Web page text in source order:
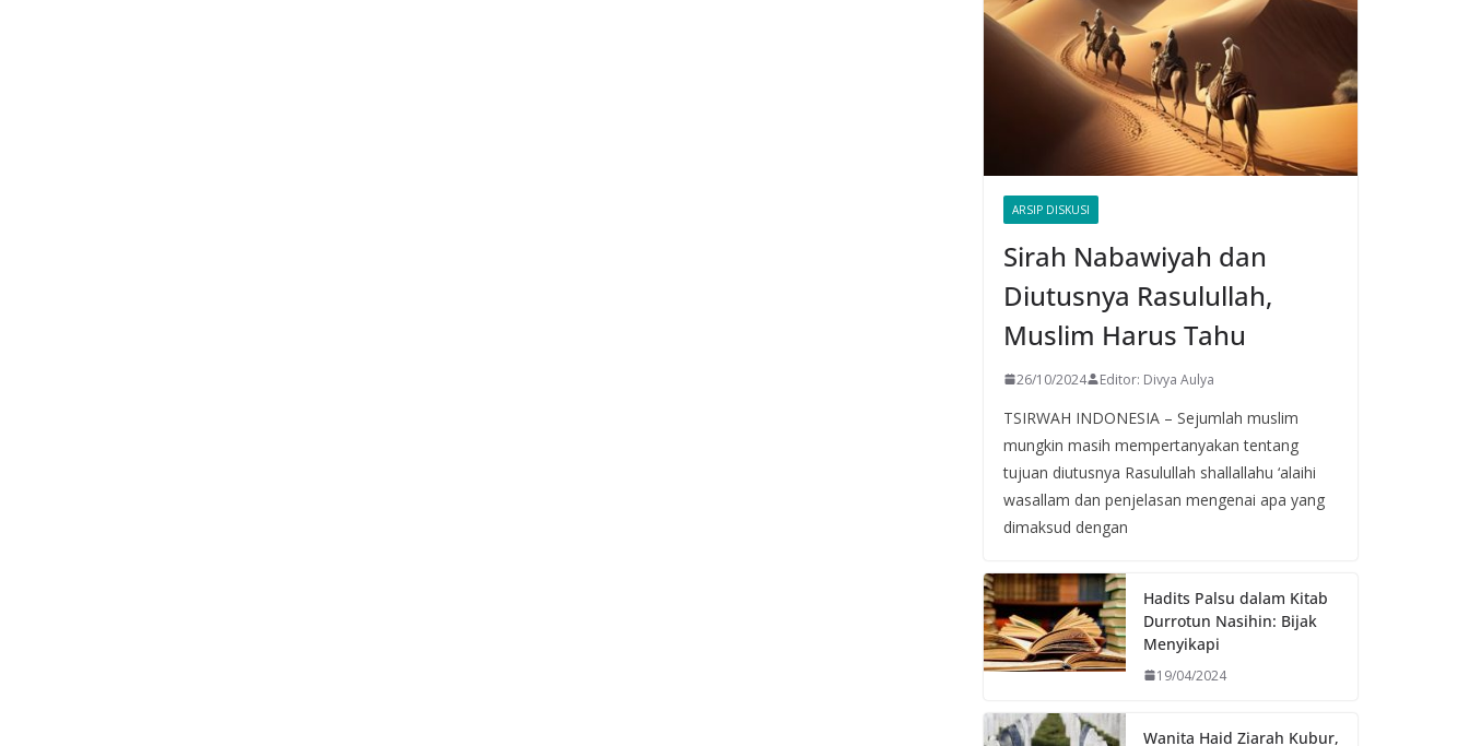
ARSIP DISKUSI
Sirah Nabawiyah dan
Diutusnya Rasulullah,
Muslim Harus Tahu
26/10/2024 Editor: Divya Aulya
TSIRWAH INDONESIA – Sejumlah muslim
mungkin masih mempertanyakan tentang
tujuan diutusnya Rasulullah shallallahu ‘alaihi
wasallam dan penjelasan mengenai apa yang
dimaksud dengan
Hadits Palsu dalam Kitab
Durrotun Nasihin: Bijak
Menyikapi
19/04/2024
Wanita Haid Ziarah Kubur,